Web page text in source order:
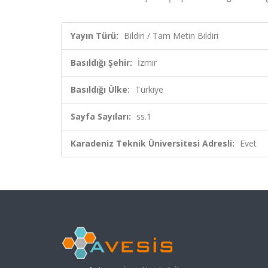
Yayın Türü: Bildiri / Tam Metin Bildiri
Basıldığı Şehir: İzmir
Basıldığı Ülke: Türkiye
Sayfa Sayıları: ss.1
Karadeniz Teknik Üniversitesi Adresli: Evet